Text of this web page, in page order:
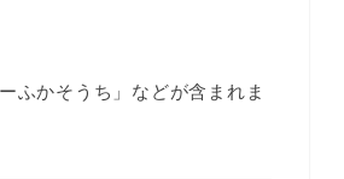
ふかそうち」などが含まれま